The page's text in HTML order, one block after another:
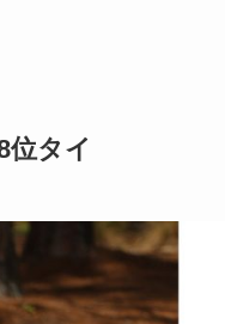
位タイ